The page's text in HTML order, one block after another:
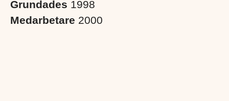
Grundades 1998
Medarbetare 2000